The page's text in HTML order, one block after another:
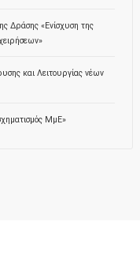
Δράσης «Ενίσχυση της
και Λειτουργίας νέων
ΜμΕ»